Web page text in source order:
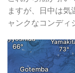
ますが、日中は気
ャンクなコンディ